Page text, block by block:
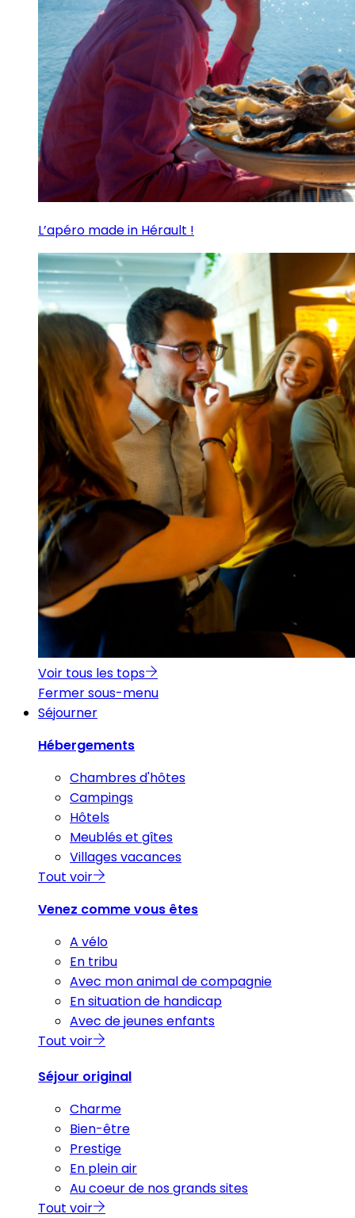
L’apéro made in Hérault !
Voir tous les tops
Fermer sous-menu
Séjourner
Hébergements
Chambres d'hôtes
Campings
Hôtels
Meublés et gîtes
Villages vacances
Tout voir
Venez comme vous êtes
A vélo
En tribu
Avec mon animal de compagnie
En situation de handicap
Avec de jeunes enfants
Tout voir
Séjour original
Charme
Bien-être
Prestige
En plein air
Au coeur de nos grands sites
Tout voir